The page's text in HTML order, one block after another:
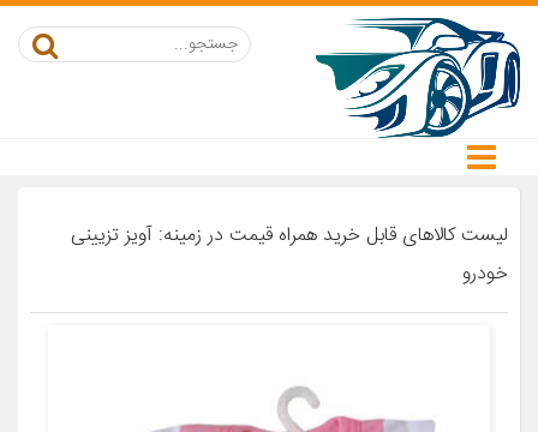
لیست کالاهای قابل خرید همراه قیمت در زمینه: آویز تزیینی
خودرو